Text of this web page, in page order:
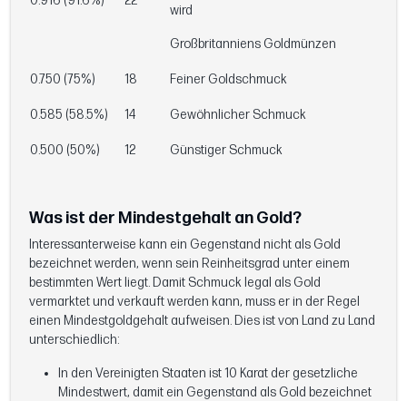
wird
Großbritanniens Goldmünzen
0.750 (75%) 18 Feiner Goldschmuck
0.585 (58.5%) 14 Gewöhnlicher Schmuck
0.500 (50%) 12 Günstiger Schmuck
Was ist der Mindestgehalt an Gold?
Interessanterweise kann ein Gegenstand nicht als Gold
bezeichnet werden, wenn sein Reinheitsgrad unter einem
bestimmten Wert liegt. Damit Schmuck legal als Gold
vermarktet und verkauft werden kann, muss er in der Regel
einen Mindestgoldgehalt aufweisen. Dies ist von Land zu Land
unterschiedlich:
In den Vereinigten Staaten ist 10 Karat der gesetzliche
Mindestwert, damit ein Gegenstand als Gold bezeichnet